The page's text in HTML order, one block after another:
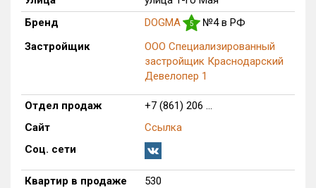
Жилых комплексов
1 из 783
Многоквартирных домов
Блокированных домов
Домов с апартаментами
Поселков таунхаусов
0 из 10
Бренд
DOGMA 5
№4 в РФ
Застройщик
ООО Специализированный
застройщик Краснодарский
Девелопер 1
Отдел продаж
+7 (861) 206 ...
Сайт
Ссылка
Соц. сети
Квартир в продаже 530